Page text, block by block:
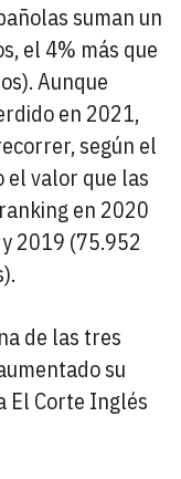
suman un
el 4% más que
Aunque
en 2021,
según el
el valor que las
en 2020
2019 (75.952
de las tres
su
El Corte Inglés